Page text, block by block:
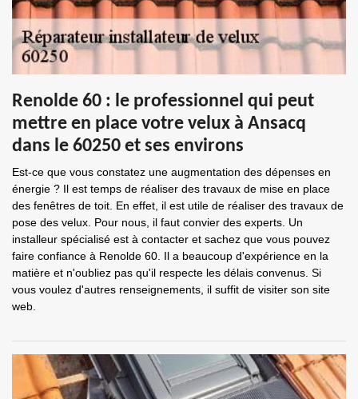
Renolde 60 : le professionnel qui peut
mettre en place votre velux à Ansacq
dans le 60250 et ses environs
Est-ce que vous constatez une augmentation des dépenses en
énergie ? Il est temps de réaliser des travaux de mise en place
des fenêtres de toit. En effet, il est utile de réaliser des travaux de
pose des velux. Pour nous, il faut convier des experts. Un
installeur spécialisé est à contacter et sachez que vous pouvez
faire confiance à Renolde 60. Il a beaucoup d'expérience en la
matière et n'oubliez pas qu'il respecte les délais convenus. Si
vous voulez d'autres renseignements, il suffit de visiter son site
web.